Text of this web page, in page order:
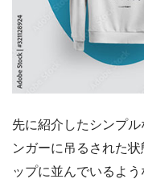
先に紹介したシンプ
ンガーに吊るされた
ップに並んでいるよう